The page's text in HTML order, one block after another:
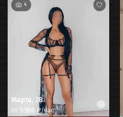
Марта, 28
от 5 900 ₽/час
4